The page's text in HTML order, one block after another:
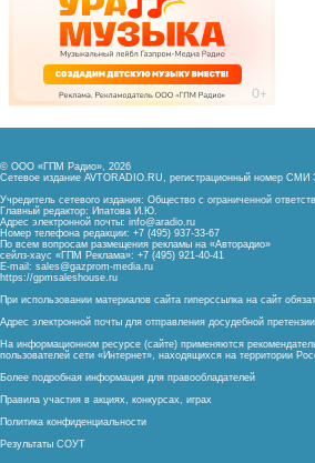
© ООО «ГПМ Радио», 2026
Сетевое издание AVTORADIO.RU, регистрационный номер СМИ
Учредитель сетевого издания: Общество с ограниченной
Главный редактор: Ипатова И.Ю.
Адрес электронной почты: info@aradio.ru
Номер телефона редакции: +7 (495) 937-33-67
По всем вопросам размещения рекламы на «Авторадио»
сейлз-хаус «ГПМ Реклама»: +7 (495) 921-40-41
E-mail: sales@gazprom-media.ru
https://gpmsaleshouse.ru
При использовании материалов сайта гиперссылка на сайт
Адрес электронной почты для отправления досудебной
На информационном ресурсе (сайте) применяются
пользователей сети «Интернет», находящихся на территории
Более подробная информация для правообладателей
Правила участия в акциях, конкурсах, играх
Политика конфиденциальности
Результаты СОУТ